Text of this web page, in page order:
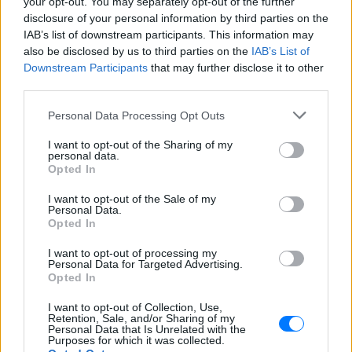
disclosure of your personal information by third parties on the
IAB’s list of downstream participants. This information may
also be disclosed by us to third parties on the IAB’s List of
Downstream Participants that may further disclose it to other
Personal Data Processing Opt Outs
I want to opt-out of the Sharing of my
personal data.
Opted In
I want to opt-out of the Sale of my
Personal Data.
Opted In
I want to opt-out of processing my
Personal Data for Targeted Advertising.
Opted In
I want to opt-out of Collection, Use,
Retention, Sale, and/or Sharing of my
Personal Data that Is Unrelated with the
Purposes for which it was collected.
ΣΤΗΝ ΙΔΙΑ ΚΑΤΗΓΟΡΙΑ
μέτρων στη Λιθουανία για τη
διέλευση παράνομων
ΧΤΕΣ
μεταναστών που αντιστέκονταν στη
σύλληψή τους, οι αξιωματικοί
αναγκάστηκαν να υποχωρήσουν και οι
παράνομοι μετανάστες διέφυγαν πίσω